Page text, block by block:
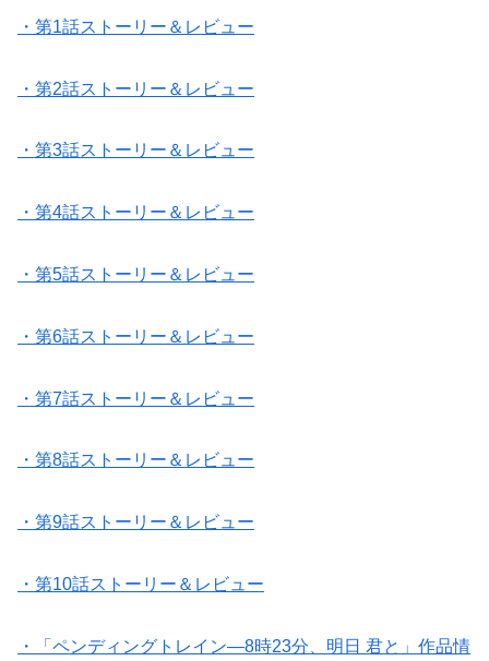
・第1話ストーリー＆レビュー
・第2話ストーリー＆レビュー
・第3話ストーリー＆レビュー
・第4話ストーリー＆レビュー
・第5話ストーリー＆レビュー
・第6話ストーリー＆レビュー
・第7話ストーリー＆レビュー
・第8話ストーリー＆レビュー
・第9話ストーリー＆レビュー
・第10話ストーリー＆レビュー
・「ペンディングトレイン―8時23分、明日 君と」作品情